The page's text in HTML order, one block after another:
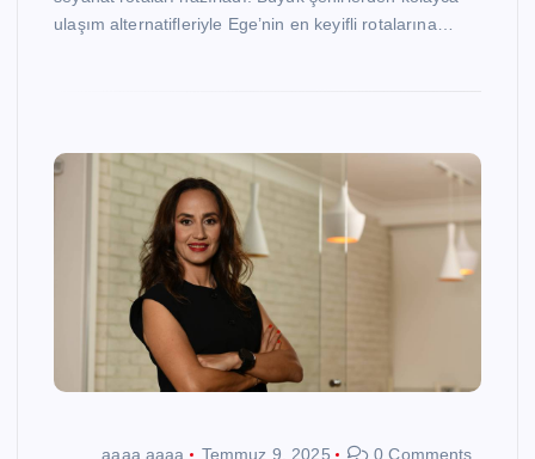
ulaşım alternatifleriyle Ege’nin en keyifli rotalarına…
aaaa aaaa Temmuz 9, 2025 0 Comments